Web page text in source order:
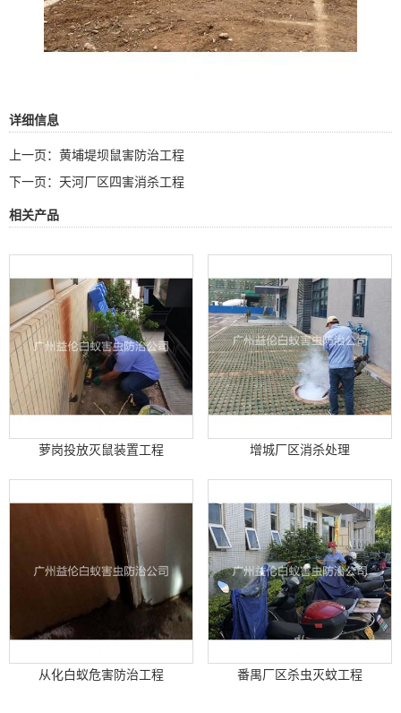
详细信息
上一页： 黄埔堤坝鼠害防治工程
下一页： 天河厂区四害消杀工程
相关产品
萝岗投放灭鼠装置工程 增城厂区消杀处理
从化白蚁危害防治工程 番禺厂区杀虫灭蚊工程